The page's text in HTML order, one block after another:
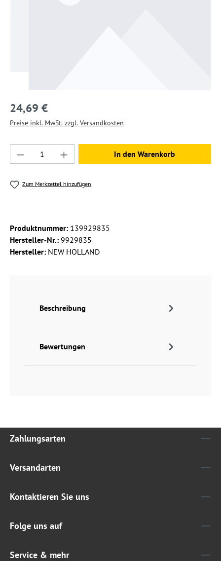
24,69 €
Preise inkl. MwSt. zzgl. Versandkosten
Produkt Anzahl: Gib den gewünschten
In den Warenkorb
Zum Merkzettel hinzufügen
Produktnummer: 139929835
Hersteller-Nr.: 9929835
Hersteller: NEW HOLLAND
Beschreibung
Bewertungen
Zahlungsarten
Versandarten
Kontaktieren Sie uns
Folge uns auf
Service & mehr